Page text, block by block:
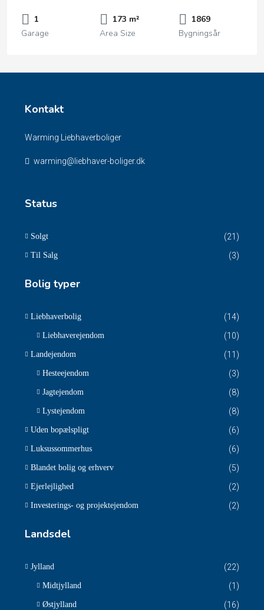
1
Garage
173 m²
Area Size
1869
Bygningsår
Kontakt
Warming Liebhaverboliger
warming@liebhaver-boliger.dk
Status
Solgt (21)
Til Salg (3)
Bolig typer
Liebhaverbolig (14)
Liebhaverejendom (10)
Landejendom (11)
Hesteejendom (3)
Jagtejendom (8)
Lystejendom (8)
Uden bopælspligt (6)
Luksussommerhus (6)
Blandet bolig og erhverv (5)
Ejerlejlighed (2)
Investerings- og projektejendom (2)
Landsdel
Jylland (22)
Midtjylland (1)
Østjylland (16)